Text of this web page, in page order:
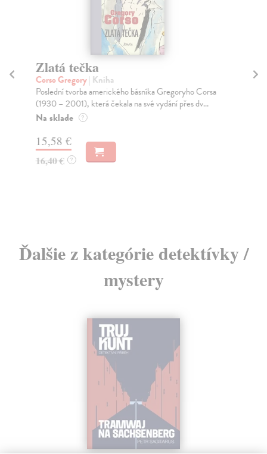
Zlatá tečka
Corso Gregory| Kniha
Poslední tvorba amerického básníka Gregoryho Corsa
(1930 – 2001), která čekala na své vydání přes dv...
Na sklade ?
15,58 €
16,40 € ?
Ďalšie z kategórie detektívky /
mystery